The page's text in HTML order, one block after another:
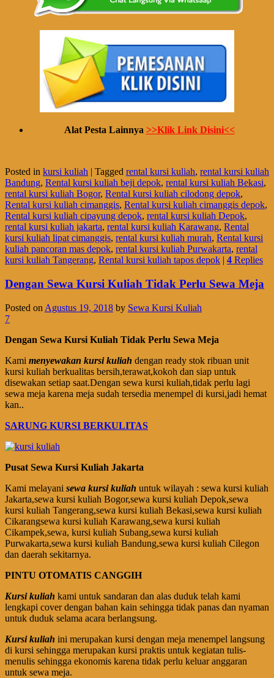
Alat Pesta Lainnya >>Klik Link Disini<<
Posted in kursi kuliah | Tagged rental kursi kuliah, rental kursi kuliah
Bandung, Rental kursi kuliah beji depok, rental kursi kuliah Bekasi,
rental kursi kuliah Bogor, Rental kursi kuliah cilodong depok,
Rental kursi kuliah cimanggis, Rental kursi kuliah cimanggis depok,
Rental kursi kuliah cipayung depok, rental kursi kuliah Depok,
rental kursi kuliah jakarta, rental kursi kuliah Karawang, Rental
kursi kuliah lipat cimanggis, rental kursi kuliah murah, Rental kursi
kuliah pancoran mas depok, rental kursi kuliah Purwakarta, rental
kursi kuliah Tangerang, Rental kursi kuliah tapos depok | 4 Replies
Dengan Sewa Kursi Kuliah Tidak Perlu Sewa Meja
Posted on Agustus 19, 2018 by Sewa Kursi Kuliah
7
Dengan Sewa Kursi Kuliah Tidak Perlu Sewa Meja
Kami menyewakan kursi kuliah dengan ready stok ribuan unit
kursi kuliah berkualitas bersih,terawat,kokoh dan siap untuk
disewakan setiap saat.Dengan sewa kursi kuliah,tidak perlu lagi
sewa meja karena meja sudah tersedia menempel di kursi,jadi hemat
kan..
SARUNG KURSI BERKULITAS
Pusat Sewa Kursi Kuliah Jakarta
Kami melayani sewa kursi kuliah untuk wilayah : sewa kursi kuliah
Jakarta,sewa kursi kuliah Bogor,sewa kursi kuliah Depok,sewa
kursi kuliah Tangerang,sewa kursi kuliah Bekasi,sewa kursi kuliah
Cikarangsewa kursi kuliah Karawang,sewa kursi kuliah
Cikampek,sewa, kursi kuliah Subang,sewa kursi kuliah
Purwakarta,sewa kursi kuliah Bandung,sewa kursi kuliah Cilegon
dan daerah sekitarnya.
PINTU OTOMATIS CANGGIH
Kursi kuliah kami untuk sandaran dan alas duduk telah kami
lengkapi cover dengan bahan kain sehingga tidak panas dan nyaman
untuk duduk selama acara berlangsung.
Kursi kuliah ini merupakan kursi dengan meja menempel langsung
di kursi sehingga merupakan kursi praktis untuk kegiatan tulis-
menulis sehingga ekonomis karena tidak perlu keluar anggaran
untuk sewa meja.